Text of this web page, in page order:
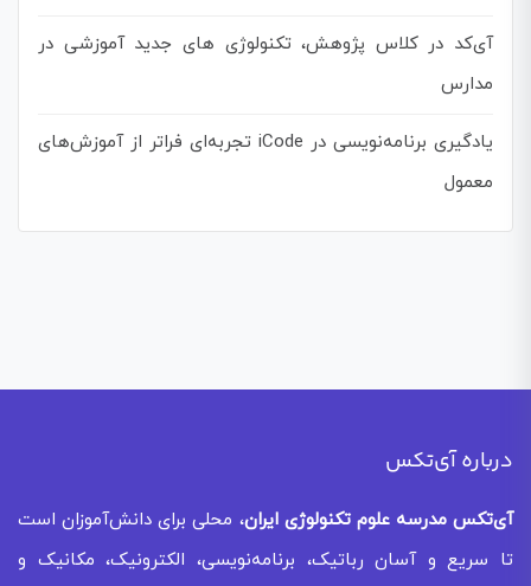
آی‌کد در کلاس پژوهش، تکنولوژی های جدید آموزشی در
مدارس
یادگیری برنامه‌نویسی در iCode تجربه‌ای فراتر از آموزش‌های
معمول
درباره آی‌تکس
آی‌تکس مدرسه علوم تکنولوژی ایران، محلی برای دانش‌آموزان است
تا سریع و آسان رباتیک، برنامه‌نویسی، الکترونیک، مکانیک و